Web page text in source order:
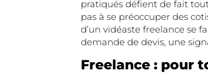
pratiqués défient de fait
pas à se préoccuper des
d’un vidéaste freelance se
demande de devis, une
Freelance : pour